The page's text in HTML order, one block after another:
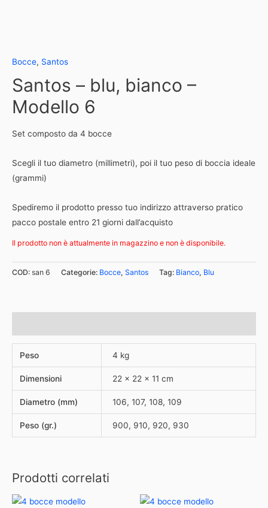
Bocce, Santos
Santos – blu, bianco –
Modello 6
Set composto da 4 bocce
Scegli il tuo diametro (millimetri), poi il tuo peso di boccia ideale
(grammi)
Spediremo il prodotto presso tuo indirizzo attraverso pratico
pacco postale entro 21 giorni dall’acquisto
Il prodotto non è attualmente in magazzino e non è disponibile.
COD: san 6 Categorie: Bocce, Santos Tag: Bianco, Blu
Peso 4 kg
Dimensioni 22 × 22 × 11 cm
Diametro (mm) 106, 107, 108, 109
Peso (gr.) 900, 910, 920, 930
Prodotti correlati